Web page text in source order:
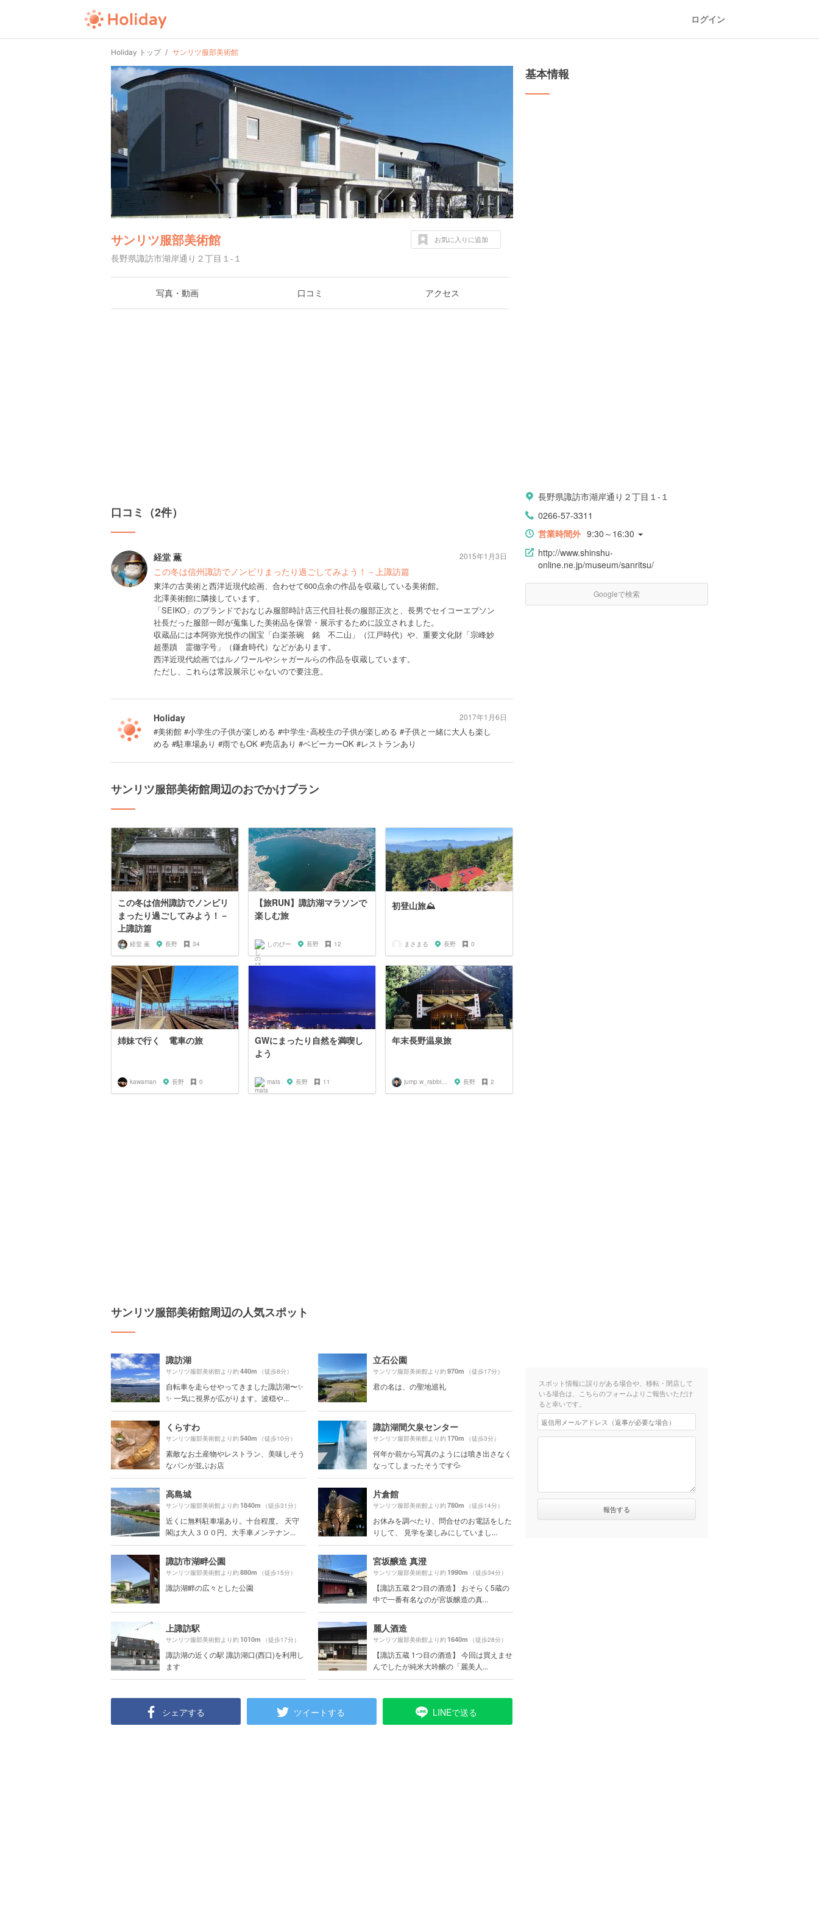
ログイン
Holiday トップ サンリツ服部美術館
サンリツ服部美術館
長野県諏訪市湖岸通り２丁目１-１
お気に入りに追加
写真・動画 口コミ アクセス
口コミ（2件）
経堂 薫
この冬は信州諏訪でノンビリまったり過ごしてみよう！－上諏訪篇
東洋の古美術と西洋近現代絵画、合わせて600点余の作品を収蔵している美術館。
北澤美術館に隣接しています。
「SEIKO」のブランドでおなじみ服部時計店三代目社長の服部正次と、長男でセイコーエプソン
社長だった服部一郎が蒐集した美術品を保管・展示するために設立されました。
収蔵品には本阿弥光悦作の国宝「白楽茶碗 銘 不二山」（江戸時代）や、重要文化財「宗峰妙
超墨蹟 霊徹字号」（鎌倉時代）などがあります。
西洋近現代絵画ではルノワールやシャガールらの作品を収蔵しています。
ただし、これらは常設展示じゃないので要注意。
2015年1月3日
Holiday
#美術館 #小学生の子供が楽しめる #中学生･高校生の子供が楽しめる #子供と一緒に大人も楽し
める #駐車場あり #雨でもOK #売店あり #ベビーカーOK #レストランあり
2017年1月6日
サンリツ服部美術館周辺のおでかけプラン
この冬は信州諏訪でノンビリ
まったり過ごしてみよう！－
上諏訪篇
経堂 薫 長野 34
【旅RUN】諏訪湖マラソンで
楽しむ旅
しのびー 長野 12
初登山旅⛰
まさまる 長野 0
姉妹で行く 電車の旅
kawaman 長野 0
GWにまったり自然を満喫し
よう
mats 長野 11
年末長野温泉旅
jump.w_rabbitkun 長野 2
サンリツ服部美術館周辺の人気スポット
諏訪湖
サンリツ服部美術館より約440m （徒歩8分）
自転車を走らせやってきました諏訪湖〜✨
✨ 一気に視界が広がります。波穏や...
立石公園
サンリツ服部美術館より約970m （徒歩17分）
君の名は、の聖地巡礼
くらすわ
サンリツ服部美術館より約540m （徒歩10分）
素敵なお土産物やレストラン、美味しそう
なパンが並ぶお店
諏訪湖間欠泉センター
サンリツ服部美術館より約170m （徒歩3分）
何年か前から写真のようには噴き出さなく
なってしまったそうです💦
高島城
サンリツ服部美術館より約1840m （徒歩31分）
近くに無料駐車場あり。十台程度。 天守
閣は大人３００円。大手車メンテナン...
片倉館
サンリツ服部美術館より約780m （徒歩14分）
お休みを調べたり、問合せのお電話をした
りして、 見学を楽しみにしていまし...
諏訪市湖畔公園
サンリツ服部美術館より約880m （徒歩15分）
諏訪湖畔の広々とした公園
宮坂醸造 真澄
サンリツ服部美術館より約1990m （徒歩34分）
【諏訪五蔵 2つ目の酒造】 おそらく5蔵の
中で一番有名なのが宮坂醸造の真...
上諏訪駅
サンリツ服部美術館より約1010m （徒歩17分）
諏訪湖の近くの駅 諏訪湖口(西口)を利用し
ます
麗人酒造
サンリツ服部美術館より約1640m （徒歩28分）
【諏訪五蔵 1つ目の酒造】 今回は買えませ
んでしたが純米大吟醸の「麗美人...
シェアする ツイートする LINEで送る
基本情報
長野県諏訪市湖岸通り２丁目１-１
0266-57-3311
営業時間外 9:30～16:30
http://www.shinshu-
online.ne.jp/museum/sanritsu/
Googleで検索
スポット情報に誤りがある場合や、移転・閉店して
いる場合は、こちらのフォームよりご報告いただけ
ると幸いです。